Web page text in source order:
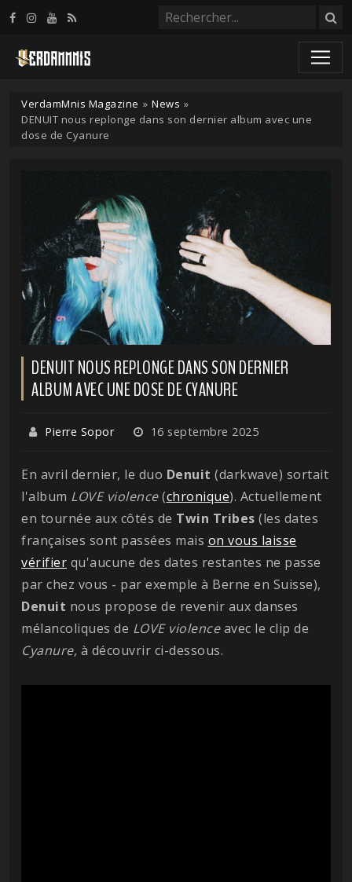
VerdamMnis Magazine » News »
DENUIT nous replonge dans son dernier album avec une
dose de Cyanure
DENUIT NOUS REPLONGE DANS SON DERNIER
ALBUM AVEC UNE DOSE DE CYANURE
Pierre Sopor 16 septembre 2025
En avril dernier, le duo Denuit (darkwave) sortait
l'album LOVE violence(chronique). Actuellement
en tournée aux côtés de Twin Tribes (les dates
françaises sont passées mais on vous laisse
vérifier qu'aucune des dates restantes ne passe
par chez vous - par exemple à Berne en Suisse),
Denuit nous propose de revenir aux danses
mélancoliques de LOVE violenceavec le clip de
Cyanure, à découvrir ci-dessous.
Panneau de gestion des cookies